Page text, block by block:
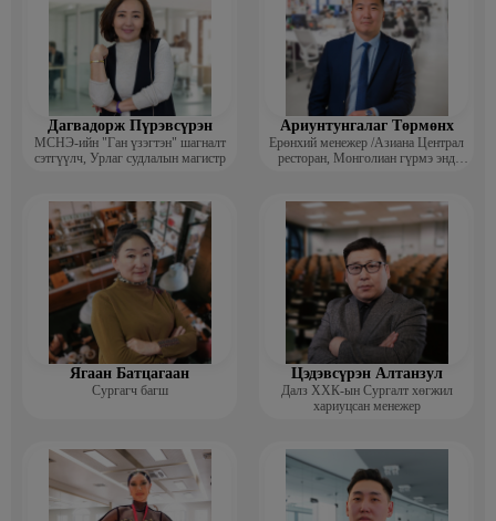
Дагвадорж Пүрэвсүрэн
МСНЭ-ийн "Ган үзэгтэн" шагналт
сэтгүүлч, Урлаг судлалын магистр
Ариунтунгалаг Төрмөнх
Ерөнхий менежер /Азиана Централ
ресторан, Монголиан гүрмэ энд
Ягаан Батцагаан
Сургагч багш
Цэдэвсүрэн Алтанзул
Далз ХХК-ын Сургалт хөгжил
хариуцсан менежер